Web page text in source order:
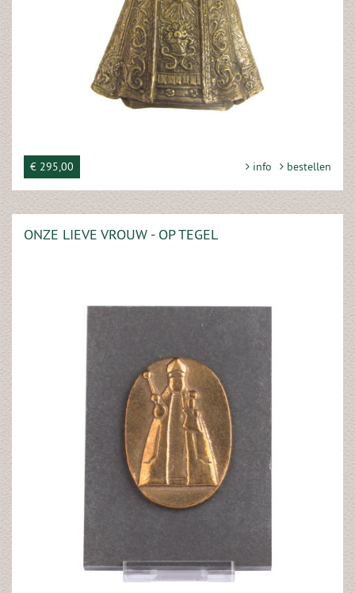
€ 295,00 info bestellen
ONZE LIEVE VROUW - OP TEGEL